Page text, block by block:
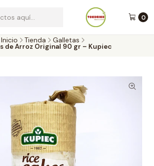
0
a todo Chile por Blue Express
Inicio Tienda Galletas
de Arroz Original 90 gr – Kupiec